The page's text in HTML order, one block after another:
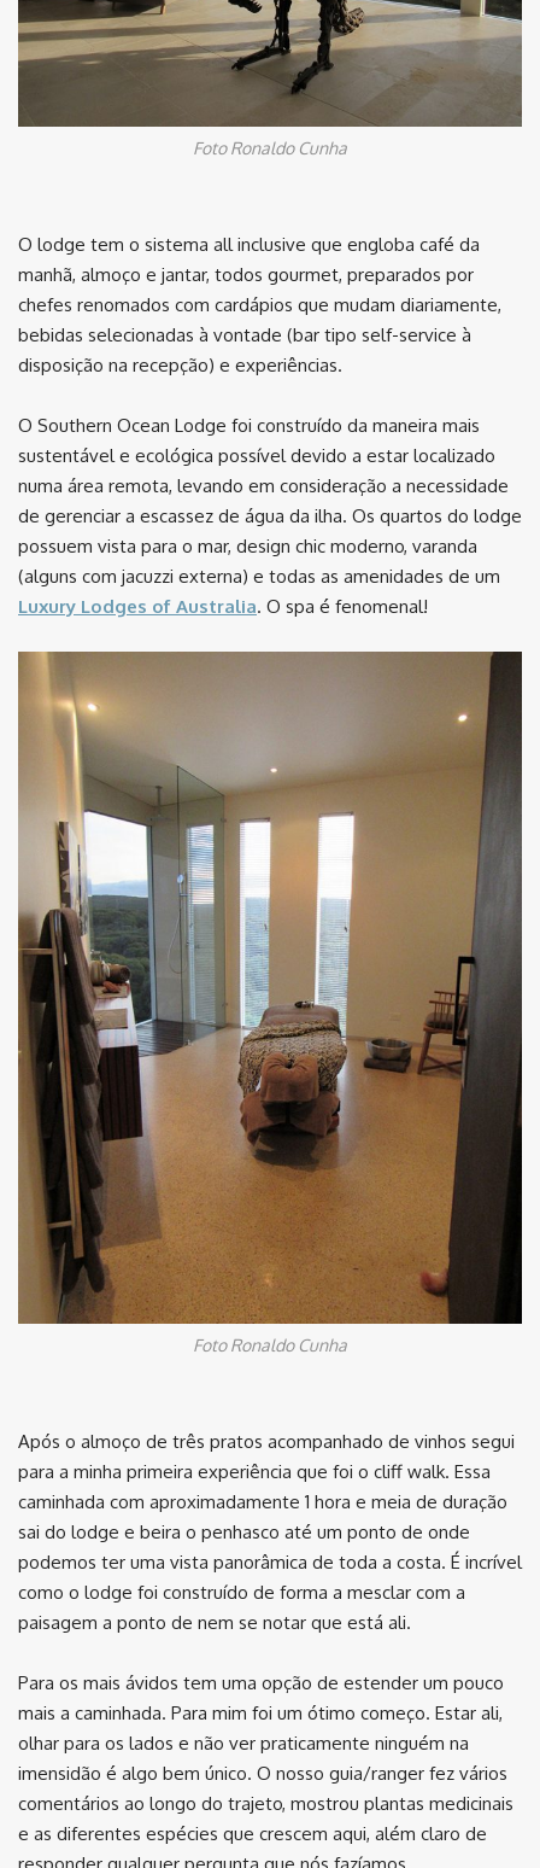
Foto Ronaldo Cunha
O lodge tem o sistema all inclusive que engloba café da
manhã, almoço e jantar, todos gourmet, preparados por
chefes renomados com cardápios que mudam diariamente,
bebidas selecionadas à vontade (bar tipo self-service à
disposição na recepção) e experiências.
O Southern Ocean Lodge foi construído da maneira mais
sustentável e ecológica possível devido a estar localizado
numa área remota, levando em consideração a necessidade
de gerenciar a escassez de água da ilha. Os quartos do lodge
possuem vista para o mar, design chic moderno, varanda
(alguns com jacuzzi externa) e todas as amenidades de um
Luxury Lodges of Australia. O spa é fenomenal!
Foto Ronaldo Cunha
Após o almoço de três pratos acompanhado de vinhos segui
para a minha primeira experiência que foi o cliff walk. Essa
caminhada com aproximadamente 1 hora e meia de duração
sai do lodge e beira o penhasco até um ponto de onde
podemos ter uma vista panorâmica de toda a costa. É incrível
como o lodge foi construído de forma a mesclar com a
paisagem a ponto de nem se notar que está ali.
Para os mais ávidos tem uma opção de estender um pouco
mais a caminhada. Para mim foi um ótimo começo. Estar ali,
olhar para os lados e não ver praticamente ninguém na
imensidão é algo bem único. O nosso guia/ranger fez vários
comentários ao longo do trajeto, mostrou plantas medicinais
e as diferentes espécies que crescem aqui, além claro de